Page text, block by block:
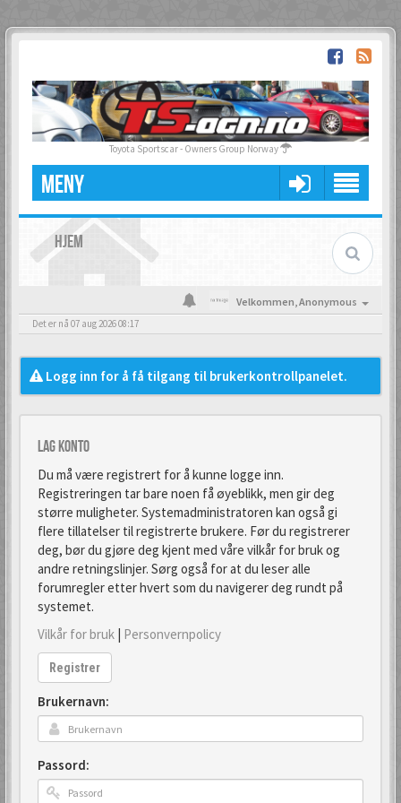
Toyota Sportscar - Owners Group Norway
MENY
HJEM
Velkommen,Anonymous
Det er nå 07 aug 2026 08:17
Logg inn for å få tilgang til brukerkontrollpanelet.
Lag konto
Du må være registrert for å kunne logge inn.
Registreringen tar bare noen få øyeblikk, men gir deg
større muligheter. Systemadministratoren kan også gi
flere tillatelser til registrerte brukere. Før du registrerer
deg, bør du gjøre deg kjent med våre vilkår for bruk og
andre retningslinjer. Sørg også for at du leser alle
forumregler etter hvert som du navigerer deg rundt på
systemet.
Vilkår for bruk | Personvernpolicy
Registrer
Brukernavn:
Passord: